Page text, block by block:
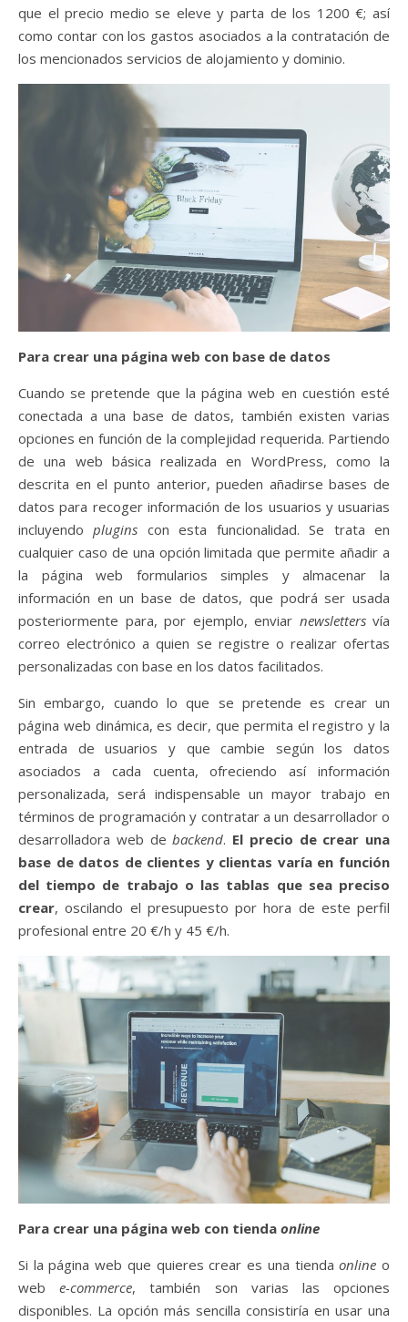
que el precio medio se eleve y parta de los 1200 €; así
como contar con los gastos asociados a la contratación de
los mencionados servicios de alojamiento y dominio.
Para crear una página web con base de datos
Cuando se pretende que la página web en cuestión esté
conectada a una base de datos, también existen varias
opciones en función de la complejidad requerida. Partiendo
de una web básica realizada en WordPress, como la
descrita en el punto anterior, pueden añadirse bases de
datos para recoger información de los usuarios y usuarias
incluyendoplugins con esta funcionalidad. Se trata en
cualquier caso de una opción limitada que permite añadir a
la página web formularios simples y almacenar la
información en un base de datos, que podrá ser usada
posteriormente para, por ejemplo, enviar newslettersvía
correo electrónico a quien se registre o realizar ofertas
personalizadas con base en los datos facilitados.
Sin embargo, cuando lo que se pretende es crear un
página web dinámica, es decir, que permita el registro y la
entrada de usuarios y que cambie según los datos
asociados a cada cuenta, ofreciendo así información
personalizada, será indispensable un mayor trabajo en
términos de programación y contratar a un desarrollador o
desarrolladora web de backend. El precio de crear una
base de datos de clientes y clientas varía en función
del tiempo de trabajo o las tablas que sea preciso
crear, oscilando el presupuesto por hora de este perfil
profesional entre 20 €/h y 45 €/h.
Para crear una página web con tienda online
Si la página web que quieres crear es una tienda onlineo
web e-commerce, también son varias las opciones
disponibles. La opción más sencilla consistiría en usar una